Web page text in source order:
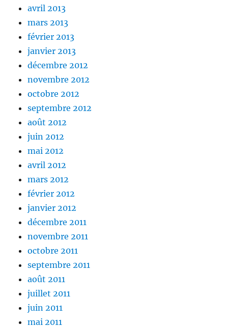
avril 2013
mars 2013
février 2013
janvier 2013
décembre 2012
novembre 2012
octobre 2012
septembre 2012
août 2012
juin 2012
mai 2012
avril 2012
mars 2012
février 2012
janvier 2012
décembre 2011
novembre 2011
octobre 2011
septembre 2011
août 2011
juillet 2011
juin 2011
mai 2011